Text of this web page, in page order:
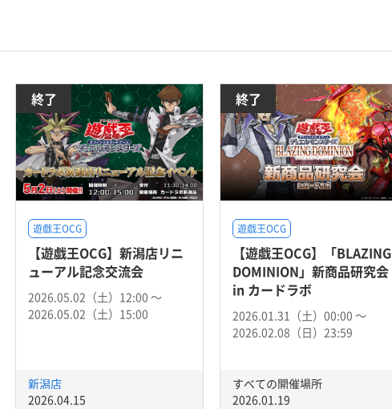
終了
遊戯王OCG
【遊戯王OCG】新潟店リニ
ューアル記念交流会
2026.05.02（土）12:00 〜
2026.05.02（土）15:00
新潟店
2026.04.15
終了
遊戯王OCG
【遊戯王OCG】「BLAZING
DOMINION」新商品研究会
in カードラボ
2026.01.31（土）00:00 〜
2026.02.08（日）23:59
すべての開催場所
2026.01.19